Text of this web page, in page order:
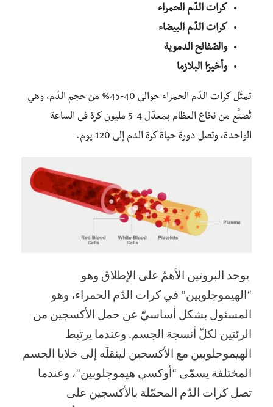
كرات الدّم الحمراء
كرات الدّم البيضاء
والصّفائح الدموية
وأخيرًا البلازما
تمثّل كرات الدّم الحمراء حوالى 40-45% من حجم الدّم، وهي
تُصنَّع من نخاع العظام بمعدّل 4-5 مليون كرة فى الساعة
الواحدة، وتصل دورة حياة كرة الدم إلى 120 يوم.
يوجد البروتين الأهمّ على الإطلاق وهو
“الهيموجلوبين” في كرات الدّم الحمراء، وهو
المسئول بشكل أساسيّ عن حمل الأكسجين من
الرئتين لكلّ أنسجة الجسم. وعندما يرتبط
الهيموجلوبين مع الأكسجين لينقلَه إلى خلايا الجسم
المختلفة يسمّى “أوكسي هيموجلوبين”، وعندما
تصل كرات الدّم المحمّلة بالأكسجين على